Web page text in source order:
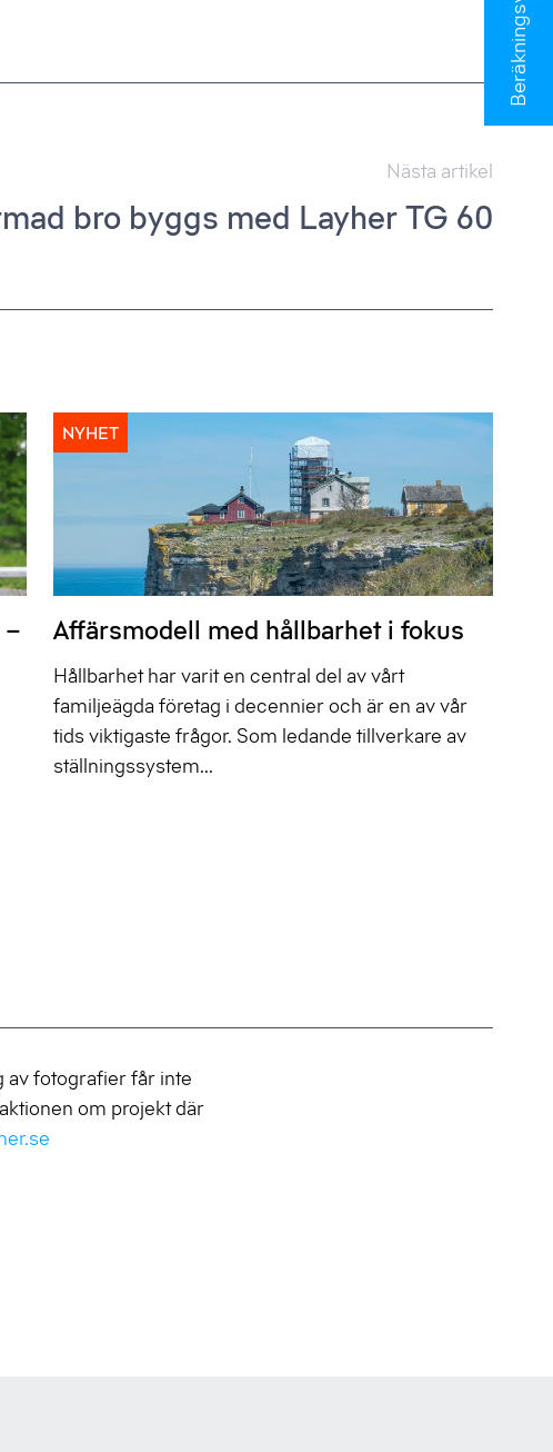
Nästa artikel
bro byggs med Layher TG 60
NYHET
Affärsmodell med hållbarhet i fokus
Hållbarhet har varit en central del av vårt
familjeägda företag i decennier och är en av vår
tids viktigaste frågor. Som ledande tillverkare av
ställningssystem...
av fotografier får inte
om projekt där